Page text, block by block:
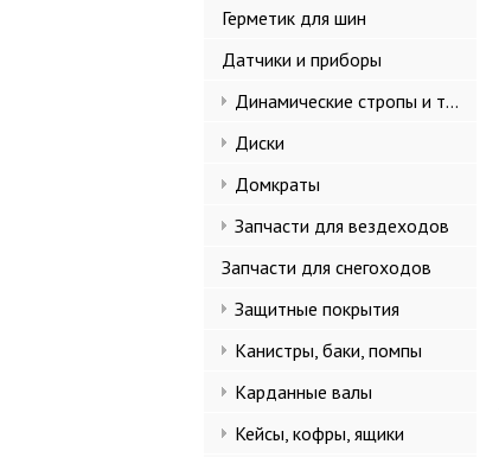
Герметик для шин
Датчики и приборы
Динамические стропы и такелаж
Диски
Домкраты
Запчасти для вездеходов
Запчасти для снегоходов
Защитные покрытия
Канистры, баки, помпы
Карданные валы
Кейсы, кофры, ящики